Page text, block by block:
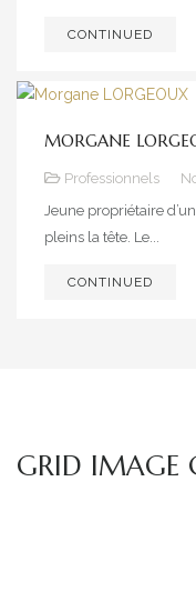
CONTINUED
MORGANE
Professionnels
Jeune propriétaire
pleins la tête. Le...
CONTINUED
GRID IMAGE